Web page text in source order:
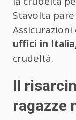
Stavolta
uffici in Italia
crudeltà.
Il
ragazze